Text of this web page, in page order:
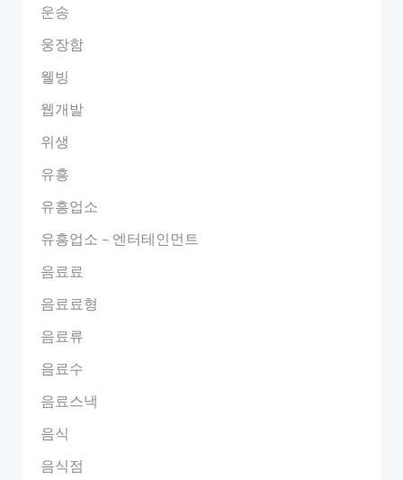
운송
웅장함
웰빙
웹개발
위생
유흥
유흥업소
유흥업소 – 엔터테인먼트
음료료
음료료형
음료류
음료수
음료스낵
음식
음식점